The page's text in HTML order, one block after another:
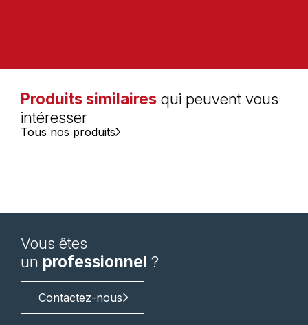
Produits similaires qui peuvent vous
intéresser
Tous nos produits
Vous êtes
un professionnel ?
Contactez-nous